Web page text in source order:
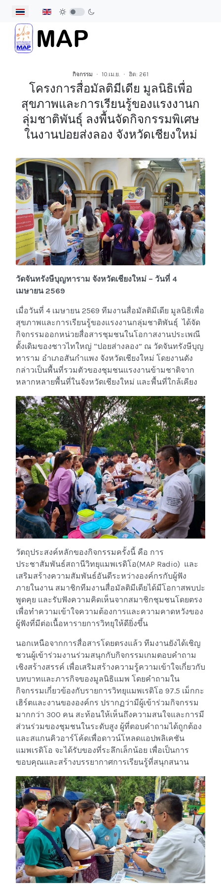
เลือกภาษาของคุณ
กิจกรรม 10.เม.ย. ฮิต: 261
โครงการสื่อมัลติมีเดีย มูลนิธิเพื่อ
สุขภาพและการเรียนรู้ของแรงงานก
ลุ่มชาติพันธุ์ ลงพื้นจัดกิจกรรมพิเศษ
ในงานปอยส่งลอง จังหวัดเชียงใหม่
วัดจันทรังษีบุญทาราม จังหวัดเชียงใหม่ – วันที่ 4
เมษายน 2569
เมื่อวันที่ 4 เมษายน 2569 ทีมงานสื่อมัลติมีเดีย มูลนิธิเพื่อ
สุขภาพและการเรียนรู้ของแรงงานกลุ่มชาติพันธุ์ ได้จัด
กิจกรรมออกหน่วยสื่อสารชุมชนในโอกาสงานประเพณี
ดั้งเดิมของชาวไทใหญ่ “ปอยส่างลอง” ณ วัดจันทรังษีบุญ
ทาราม อำเภอสันกำแพง จังหวัดเชียงใหม่ โดยงานดัง
กล่าวเป็นพื้นที่รวมตัวของชุมชนแรงงานข้ามชาติจาก
หลากหลายพื้นที่ในจังหวัดเชียงใหม่ และพื้นที่ใกล้เคียง
วัตถุประสงค์หลักของกิจกรรมครั้งนี้ คือ การ
ประชาสัมพันธ์สถานีวิทยุแมพเรดิโอ(MAP Radio) และ
เสริมสร้างความสัมพันธ์อันดีระหว่างองค์กรกับผู้ฟัง
ภายในงาน สมาชิกทีมงานสื่อมัลติมีเดียได้มีโอกาสพบปะ
พูดคุย และรับฟังความคิดเห็นจากสมาชิกชุมชนโดยตรง
เพื่อทำความเข้าใจความต้องการและความคาดหวังของ
ผู้ฟังที่มีต่อเนื้อหารายการวิทยุให้ดียิ่งขึ้น
นอกเหนือจากการสื่อสารโดยตรงแล้ว ทีมงานยังได้เชิญ
ชวนผู้เข้าร่วมงานร่วมสนุกกับกิจกรรมเกมตอบคำถาม
เชิงสร้างสรรค์ เพื่อเสริมสร้างความรู้ความเข้าใจเกี่ยวกับ
บทบาทและภารกิจของมูลนิธิแมพ โดยคำถามใน
กิจกรรมเกี่ยวข้องกับรายการวิทยุแมพเรดิโอ 97.5 เม็กกะ
เฮิร์ตและงานขององค์กร ปรากฏว่ามีผู้เข้าร่วมกิจกรรม
มากกว่า 300 คน สะท้อนให้เห็นถึงความสนใจและการมี
ส่วนร่วมของชุมชนในระดับสูง ผู้ที่ตอบคำถามได้ถูกต้อง
และสแกนคิวอาร์โค้ดเพื่อดาวน์โหลดแอปพลิเคชัน
แมพเรดิโอ จะได้รับของที่ระลึกเล็กน้อย เพื่อเป็นการ
ขอบคุณและสร้างบรรยากาศการเรียนรู้ที่สนุกสนาน